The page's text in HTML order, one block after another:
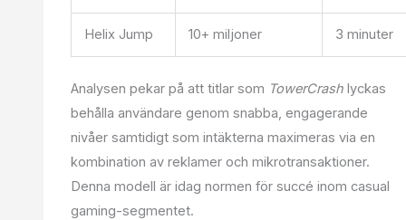
Helix Jump 10+ miljoner 3 minuter
Analysen pekar på att titlar som TowerCrashlyckas
behålla användare genom snabba, engagerande
nivåer samtidigt som intäkterna maximeras via en
kombination av reklamer och mikrotransaktioner.
Denna modell är idag normen för succé inom casual
gaming-segmentet.